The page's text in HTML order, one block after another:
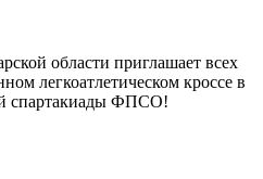
области приглашает всех
легкоатлетическом кроссе в
спартакиады ФПСО!